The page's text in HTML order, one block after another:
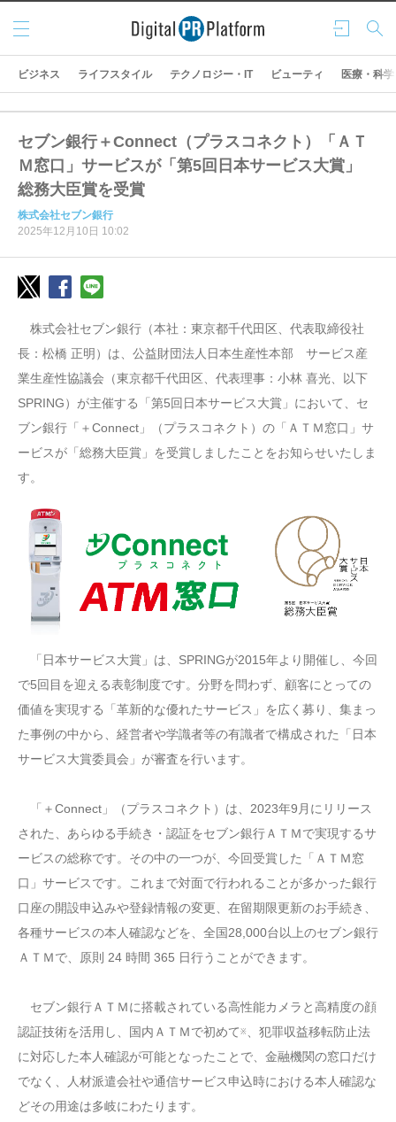
ログ
イン
検索
メニ
ュー
ビジネス ライフスタイル テクノロジー・IT ビューティ 医療・科学
セブン銀行＋Connect（プラスコネクト）「ＡＴ
Ｍ窓口」サービスが「第5回日本サービス大賞」
総務大臣賞を受賞
株式会社セブン銀行
2025年12月10日 10:02
株式会社セブン銀行（本社：東京都千代田区、代表取締役社
長：松橋 正明）は、公益財団法人日本生産性本部 サービス産
業生産性協議会（東京都千代田区、代表理事：小林 喜光、以下
SPRING）が主催する「第5回日本サービス大賞」において、セ
ブン銀行「＋Connect」（プラスコネクト）の「ＡＴＭ窓口」サ
ービスが「総務大臣賞」を受賞しましたことをお知らせいたしま
す。
「日本サービス大賞」は、SPRINGが2015年より開催し、今回
で5回目を迎える表彰制度です。分野を問わず、顧客にとっての
価値を実現する「革新的な優れたサービス」を広く募り、集まっ
た事例の中から、経営者や学識者等の有識者で構成された「日本
サービス大賞委員会」が審査を行います。
「＋Connect」（プラスコネクト）は、2023年9月にリリース
された、あらゆる手続き・認証をセブン銀行ＡＴＭで実現するサ
ービスの総称です。その中の一つが、今回受賞した「ＡＴＭ窓
口」サービスです。これまで対面で行われることが多かった銀行
口座の開設申込みや登録情報の変更、在留期限更新のお手続き、
各種サービスの本人確認などを、全国28,000台以上のセブン銀行
ＡＴＭで、原則 24 時間 365 日行うことができます。
セブン銀行ＡＴＭに搭載されている高性能カメラと高精度の顔
認証技術を活用し、国内ＡＴＭで初めて ※ 、犯罪収益移転防止法
に対応した本人確認が可能となったことで、金融機関の窓口だけ
でなく、人材派遣会社や通信サービス申込時における本人確認な
どその用途は多岐にわたります。